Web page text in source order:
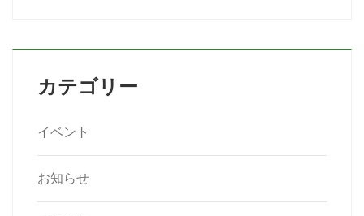
カテゴリー
イベント
お知らせ